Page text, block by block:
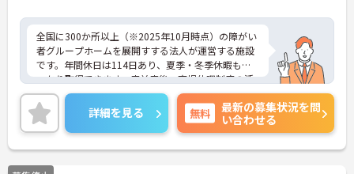
全国に300か所以上（※2025年10月時点）の障がい
者グループホームを展開すする法人が運営する施設
です。年間休日は114日あり、夏季・冬季休暇もし
っかり取得できます。産前産後・育児休暇制度の活
用実績も豊富で、子育て中の方も多数活躍してお
り、ライフステージに変化があっても安心して長く
働ける環境です。職場では20代から60代まで幅広い
年代のスタッフがそれぞれの経験を活かして活躍し
ています。一般社員研修や外部勉強会受講支援な
ど、スキルアップを支える制度が整っているため安
詳細を見る 無料
最新の募集状況を問
い合わせる